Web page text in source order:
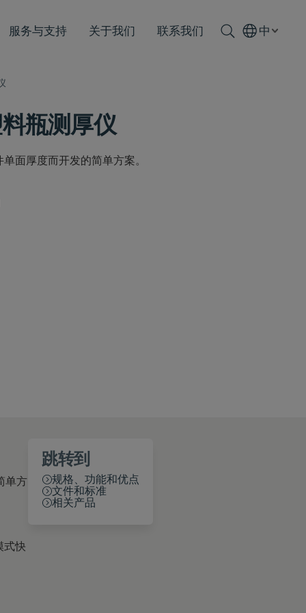
服务与支持 关于我们 联系我们 中
瓶测厚仪
面厚度而开发的简单方案。
单方
式快
跳转到
规格、功能和优点
文件和标准
相关产品